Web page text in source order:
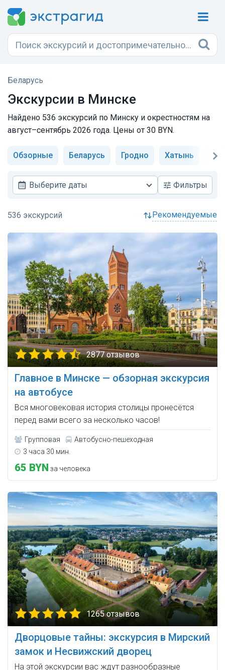
Беларусь
Экскурсии в Минске
Найдено 536 экскурсий по Минску и окрестностям на
август–сентябрь 2026 года. Цены от 30 BYN.
Обзорные Беларусь Гродно Хатынь
Выберите даты Фильтры
рекомендуемые
2877 отзывов
Главное в Минске — обзорная экскурсия
на автобусе
Вся многовековая история столицы пронесётся
перед вами всего за несколько часов!
Групповая
Автобусно-пешеходная
3 часа 30 мин.
65 BYN за человека
1265 отзывов
Дворцовые тайны: экскурсия в Мирский
замок и Несвижский дворец
На этой экскурсии вас ждут разнообразные